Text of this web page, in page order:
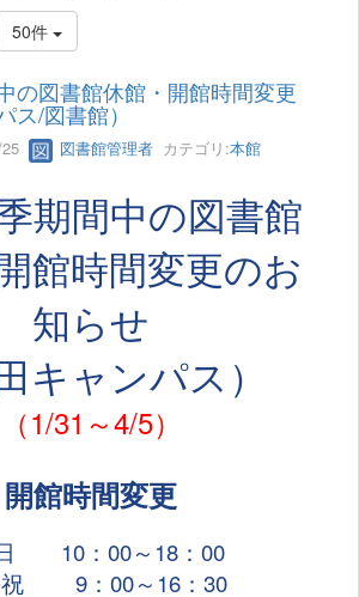
50件
の図書館休館・開館時間変更
ス/図書館）
図書館管理者 カテゴリ:本館
期間中の図書館
館時間変更のお
知らせ
キャンパス）
（1/31～4/5）
開館時間変更
10：00～18：00
祝 9：00～16：30